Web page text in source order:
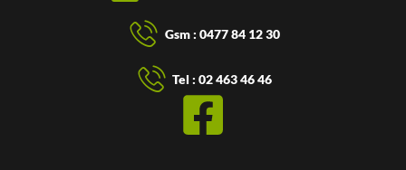
Gsm : 0477 84 12 30
Tel : 02 463 46 46